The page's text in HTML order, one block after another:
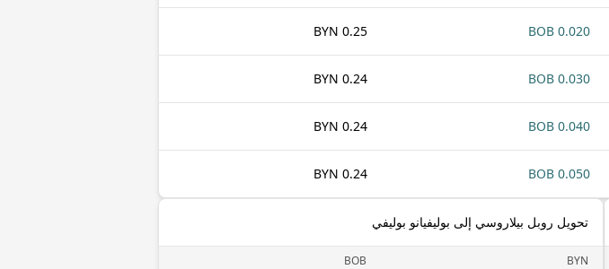
0.020 BOB
0.25 BYN
0.030 BOB
0.24 BYN
0.040 BOB
0.24 BYN
0.050 BOB
0.24 BYN
تحويل روبل بيلاروسي إلى بوليفيانو بوليفي
BYN
BOB